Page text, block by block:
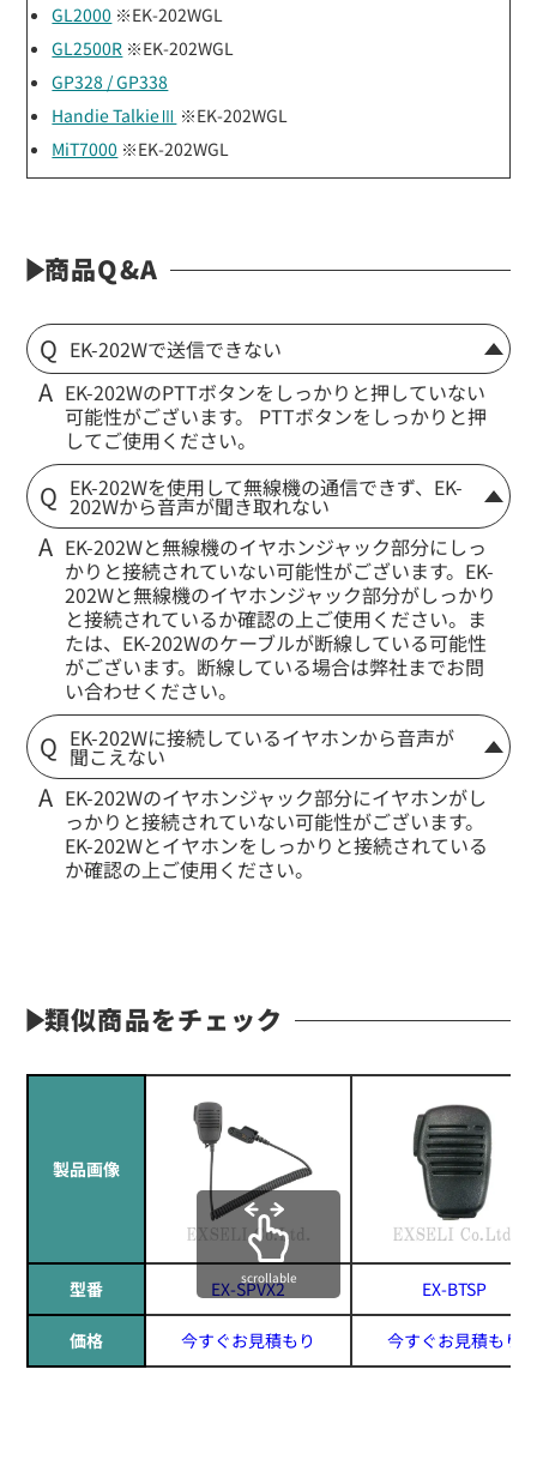
GL2000 ※EK-202WGL
GL2500R ※EK-202WGL
GP328 / GP338
Handie TalkieⅢ ※EK-202WGL
MiT7000 ※EK-202WGL
商品Q&A
EK-202Wで送信できない
EK-202WのPTTボタンをしっかりと押していない
可能性がございます。 PTTボタンをしっかりと押
してご使用ください。
EK-202Wを使用して無線機の通信できず、EK-
202Wから音声が聞き取れない
EK-202Wと無線機のイヤホンジャック部分にしっ
かりと接続されていない可能性がございます。EK-
202Wと無線機のイヤホンジャック部分がしっかり
と接続されているか確認の上ご使用ください。ま
たは、EK-202Wのケーブルが断線している可能性
がございます。断線している場合は弊社までお問
い合わせください。
EK-202Wに接続しているイヤホンから音声が
聞こえない
EK-202Wのイヤホンジャック部分にイヤホンがし
っかりと接続されていない可能性がございます。
EK-202Wとイヤホンをしっかりと接続されている
か確認の上ご使用ください。
類似商品をチェック
製品画像
型番 EX-SPVX2 EX-BTSP
価格 今すぐお見積もり 今すぐお見積もり
scrollable